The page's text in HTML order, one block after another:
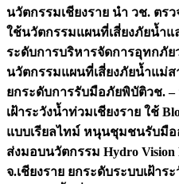
นวัตกรรมเชียงราย นำ วช. ตร
ใช้นวัตกรรมแผนที่เสี่ยงภัยน้ำ
ระดับการบริหารจัดการอุทกภัย
นวัตกรรมแผนที่เสี่ยงภัยน้ำแม่
ยกระดับการรับมือภัยพิบัติวช. –
เฝ้าระวังน้ำท่วมเชียงราย ใช้
แบบเรียลไทม์ หนุนชุมชนรับมื
ส่งมอบนวัตกรรม Hydro Vision
จ.เชียงราย ยกระดับระบบเฝ้า